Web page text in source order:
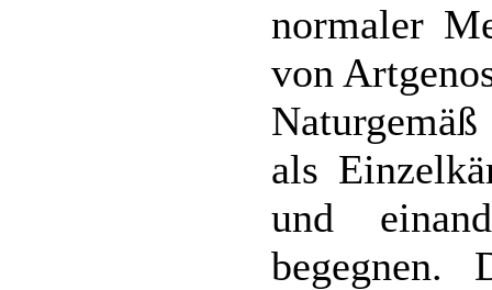
normaler
von
als
und
begegnen.